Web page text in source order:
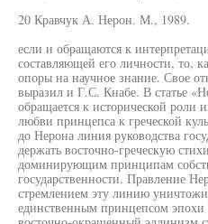
20 Кравчук А. Нерон. М., 1989.
если и обращаются к
составляющей его личности, то,
опоры на научное знание. Свое
выразил и Г.С. Кнабе. В статье
обращается к исторической роли
любви принцепса к греческой
до Нерона линия руководства
держать восточно-греческую
доминирующим принципам
государственности. Правление
стремлением эту линию
единственным принцепсом